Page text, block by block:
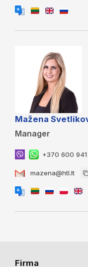
Mažena
Manager
+370 600
mazena@htl.lt
Firma